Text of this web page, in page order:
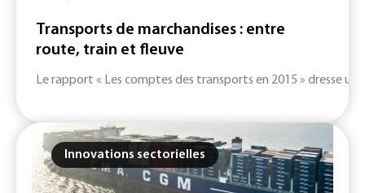
Transports de marchandises : entre
route, train et fleuve
Le rapport « Les comptes des transports en 2015 » dresse
Innovations sectorielles